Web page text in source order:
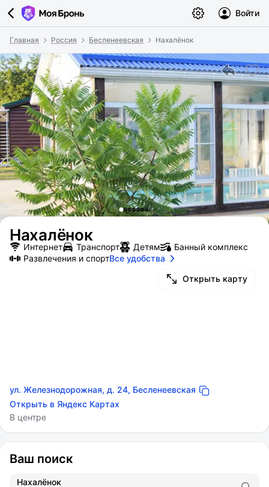
Войти
Главная Россия Бесленеевская Нахалёнок
Нахалёнок
Открыть карту
ул. Железнодорожная, д. 24, Бесленеевская
Открыть в Яндекс Картах
В центре
Интернет Транспорт Детям
Банный комплекс
Развлечения и спортВсе удобства
Ваш поиск
Нахалёнок